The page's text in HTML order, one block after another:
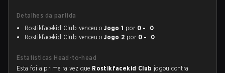
Detalhes da partida
Rostikfacekid Club venceu oJogo 1 por 0 - 0
Rostikfacekid Club venceu oJogo 2 por 0 - 0
Estatísticas Head-to-head
Esta foi a primeira vez que Rostikfacekid Club jogou contra